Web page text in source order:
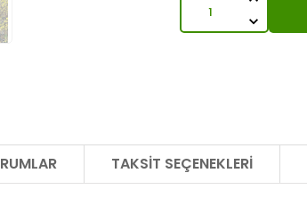
TAKSIT SEÇENEKLERI